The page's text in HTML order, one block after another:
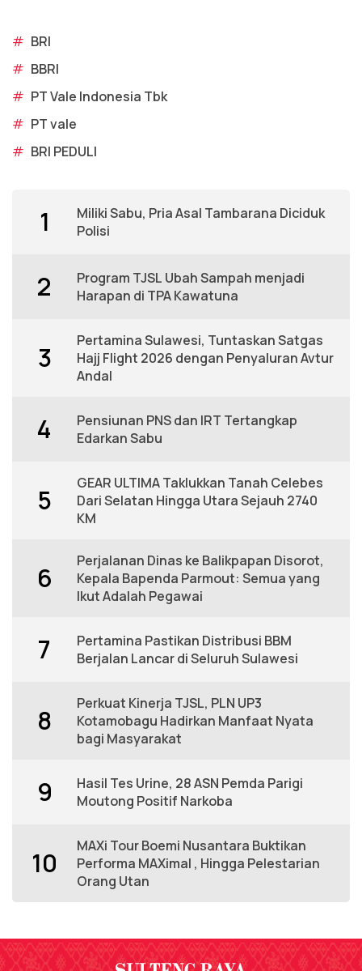
# BRI
# BBRI
# PT Vale Indonesia Tbk
# PT vale
# BRI PEDULI
1
Miliki Sabu, Pria Asal Tambarana Diciduk
Polisi
2
Program TJSL Ubah Sampah menjadi
Harapan di TPA Kawatuna
3
Pertamina Sulawesi, Tuntaskan Satgas
Hajj Flight 2026 dengan Penyaluran Avtur
Andal
4
Pensiunan PNS dan IRT Tertangkap
Edarkan Sabu
5
GEAR ULTIMA Taklukkan Tanah Celebes
Dari Selatan Hingga Utara Sejauh 2740
KM
6
Perjalanan Dinas ke Balikpapan Disorot,
Kepala Bapenda Parmout: Semua yang
Ikut Adalah Pegawai
7
Pertamina Pastikan Distribusi BBM
Berjalan Lancar di Seluruh Sulawesi
8
Perkuat Kinerja TJSL, PLN UP3
Kotamobagu Hadirkan Manfaat Nyata
bagi Masyarakat
9
Hasil Tes Urine, 28 ASN Pemda Parigi
Moutong Positif Narkoba
10
MAXi Tour Boemi Nusantara Buktikan
Performa MAXimal , Hingga Pelestarian
Orang Utan